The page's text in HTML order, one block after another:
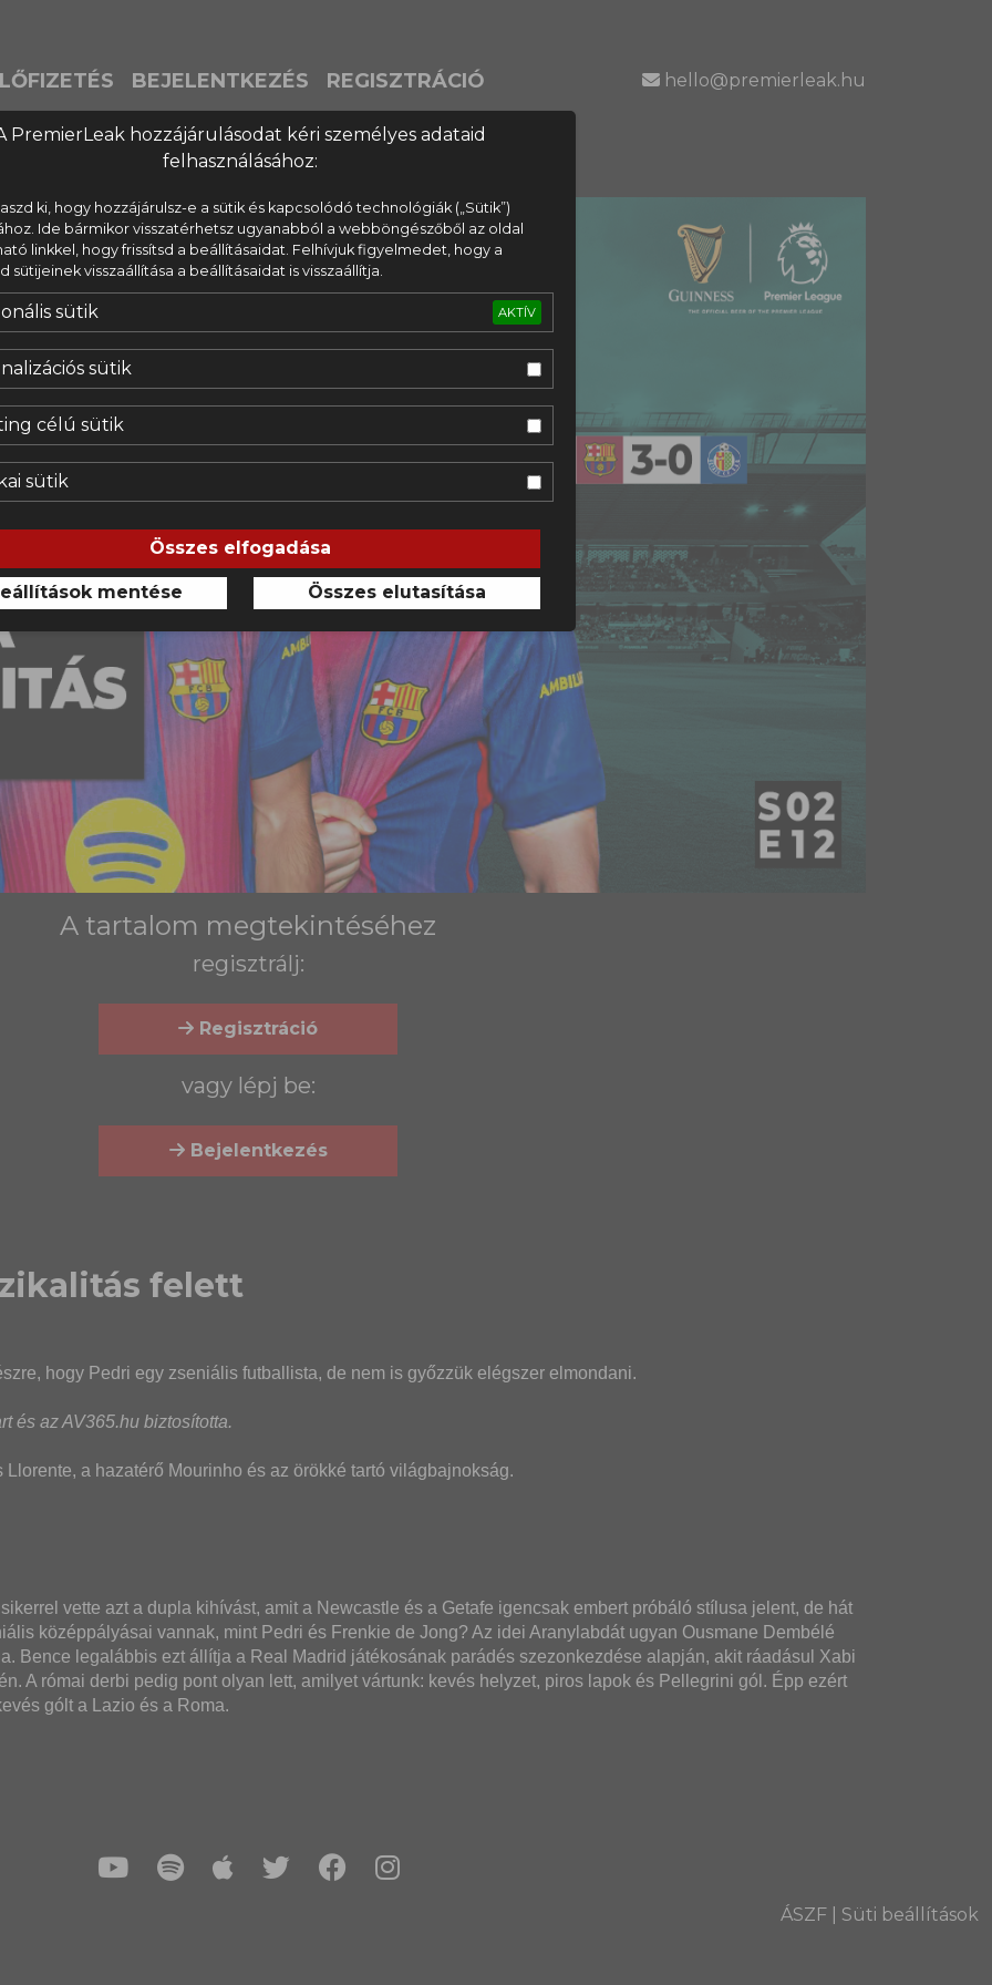
PremierLeak hozzájárulásodat kéri személyes adataid
felhasználásához:
ki, hogy hozzájárulsz-e a sütik és kapcsolódó technológiák („Sütik”)
Ide bármikor visszatérhetsz ugyanabból a webböngészőből az oldal
linkkel, hogy frissítsd a beállításaidat. Felhívjuk figyelmedet, hogy a
sütijeinek visszaállítása a beállításaidat is visszaállítja.
sütik AKTÍV
sütik
célú sütik
sütik
Összes elfogadása
mentése Összes elutasítása
BEJELENTKEZÉS REGISZTRÁCIÓ hello@premierleak.hu
A tartalom megtekintéséhez
regisztrálj:
Regisztráció
vagy lépj be:
Bejelentkezés
felett
hogy Pedri egy zseniális futballista, de nem is győzzük elégszer elmondani.
és az AV365.hu biztosította.
a hazatérő Mourinho és az örökké tartó világbajnokság.
vette azt a dupla kihívást, amit a Newcastle és a Getafe igencsak embert próbáló stílusa jelent, de hát
középpályásai vannak, mint Pedri és Frenkie de Jong? Az idei Aranylabdát ugyan Ousmane Dembélé
Bence legalábbis ezt állítja a Real Madrid játékosának parádés szezonkezdése alapján, akit ráadásul Xabi
A római derbi pedig pont olyan lett, amilyet vártunk: kevés helyzet, piros lapok és Pellegrini gól. Épp ezért
gólt a Lazio és a Roma.
ÁSZF Süti beállítások